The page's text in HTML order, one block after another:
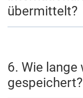
übermittelt?
6. Wie lange
gespeichert?